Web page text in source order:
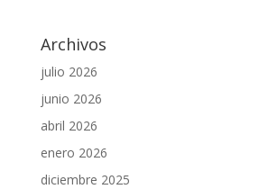
Archivos
julio 2026
junio 2026
abril 2026
enero 2026
diciembre 2025